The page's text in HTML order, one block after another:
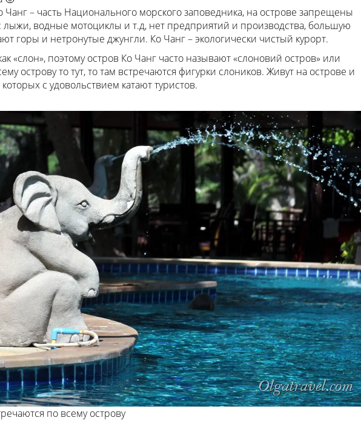
Чанг – часть Национального морского заповедника, на острове запрещены
лыжи, водные мотоциклы и т.д, нет предприятий и производства, большую
горы и нетронутые джунгли. Ко Чанг – экологически чистый курорт.
«слон», поэтому остров Ко Чанг часто называют «слоновий остров» или
острову то тут, то там встречаются фигурки слоников. Живут на острове и
с удовольствием катают туристов.
по всему острову